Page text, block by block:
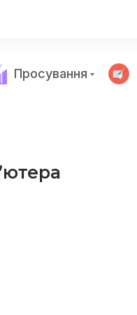
Просування